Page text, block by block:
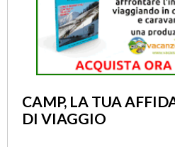
CAMP, LA TUA
DI VIAGGIO